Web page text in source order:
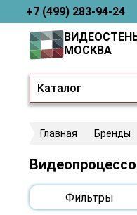
+7 (499) 283-94-24
Каталог
МОСКВА
Главная Бренды
Фильтры